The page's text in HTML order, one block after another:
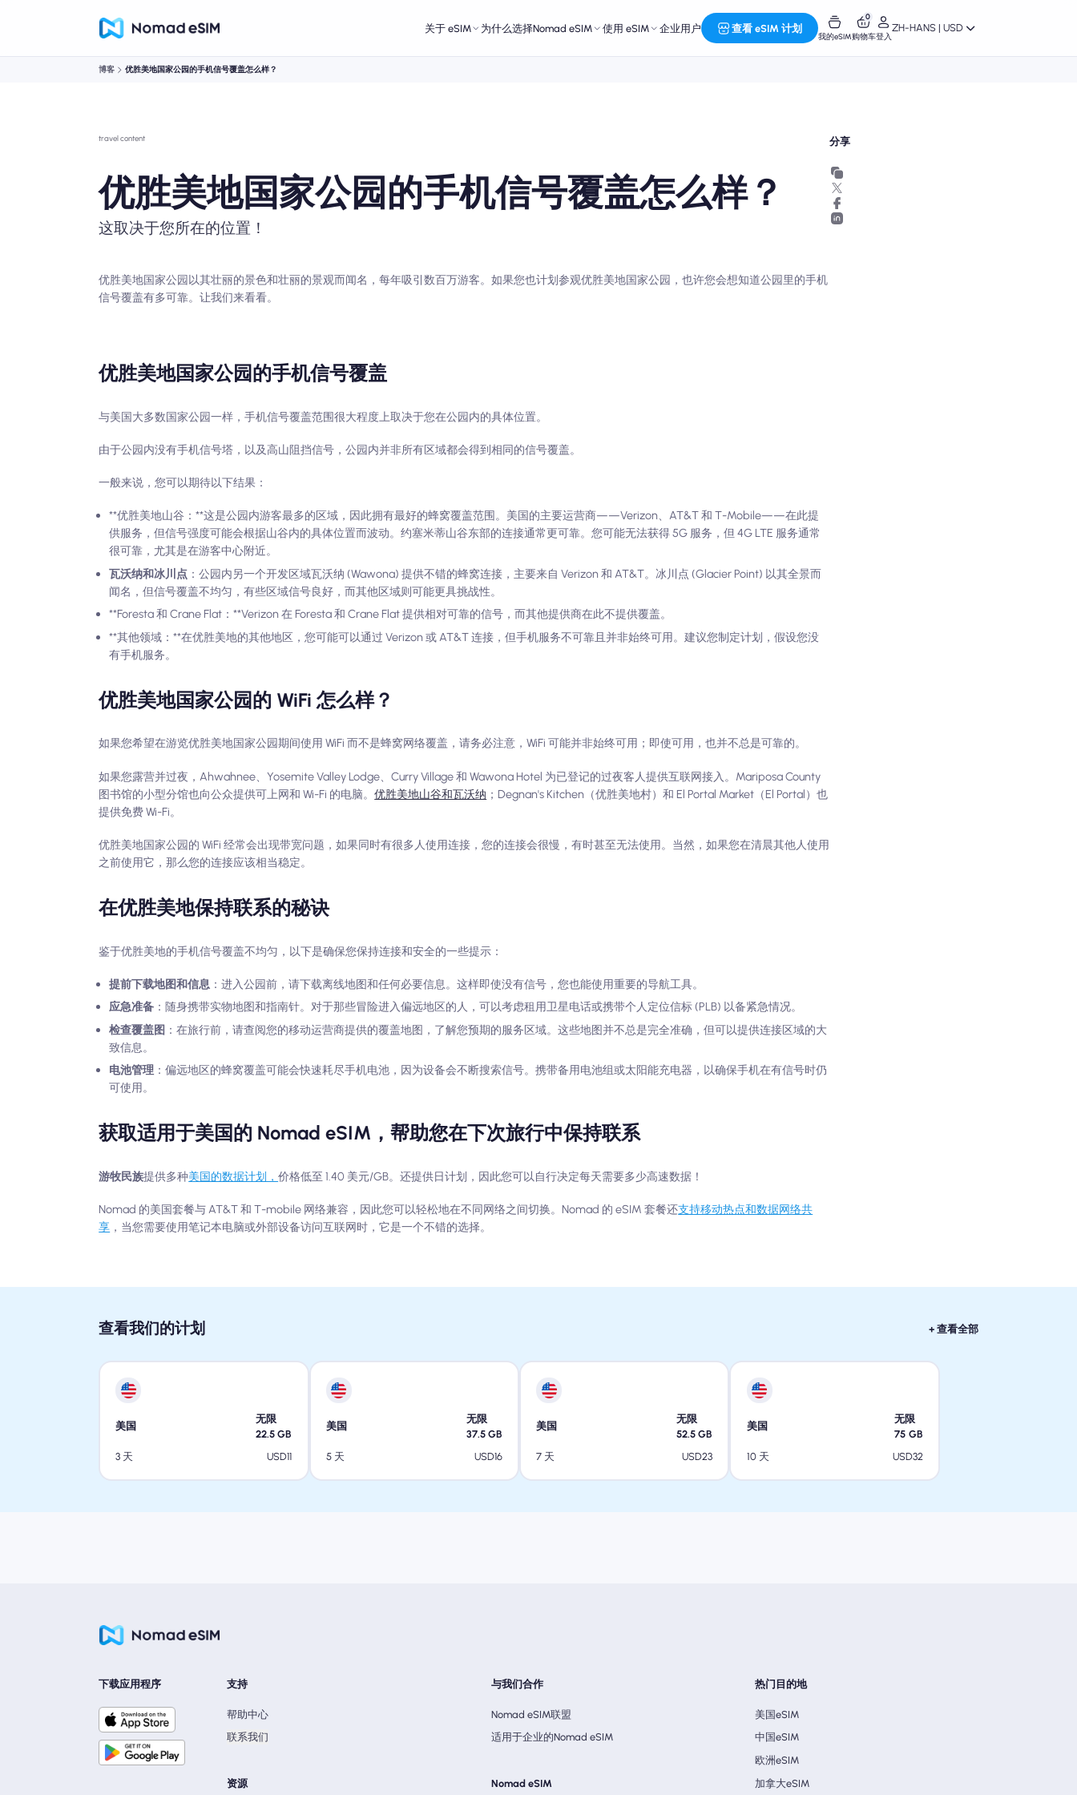
关于 eSIM 为什么选择Nomad eSIM 使用 eSIM 企业用户 查看 eSIM 计划
我的eSIM
0
购物车登入
ZH-HANS | USD
博客 优胜美地国家公园的手机信号覆盖怎么样？
travel content
优胜美地国家公园的手机信号覆盖怎么样？
这取决于您所在的位置！
优胜美地国家公园以其壮丽的景色和壮丽的景观而闻名，每年吸引数百万游客。如果您也计划参观优胜美地国家公园，也许您会想知道公园里的手机
信号覆盖有多可靠。让我们来看看。
优胜美地国家公园的手机信号覆盖
与美国大多数国家公园一样，手机信号覆盖范围很大程度上取决于您在公园内的具体位置。
由于公园内没有手机信号塔，以及高山阻挡信号，公园内并非所有区域都会得到相同的信号覆盖。
一般来说，您可以期待以下结果：
**优胜美地山谷：**这是公园内游客最多的区域，因此拥有最好的蜂窝覆盖范围。美国的主要运营商——Verizon、AT&T 和 T-Mobile——在此提
供服务，但信号强度可能会根据山谷内的具体位置而波动。约塞米蒂山谷东部的连接通常更可靠。您可能无法获得 5G 服务，但 4G LTE 服务通常
很可靠，尤其是在游客中心附近。
瓦沃纳和冰川点 ：公园内另一个开发区域瓦沃纳 (Wawona) 提供不错的蜂窝连接，主要来自 Verizon 和 AT&T。冰川点 (Glacier Point) 以其全景而
闻名，但信号覆盖不均匀，有些区域信号良好，而其他区域则可能更具挑战性。
**Foresta 和 Crane Flat：**Verizon 在 Foresta 和 Crane Flat 提供相对可靠的信号，而其他提供商在此不提供覆盖。
**其他领域：**在优胜美地的其他地区，您可能可以通过 Verizon 或 AT&T 连接，但手机服务不可靠且并非始终可用。建议您制定计划，假设您没
有手机服务。
优胜美地国家公园的 WiFi 怎么样？
如果您希望在游览优胜美地国家公园期间使用 WiFi 而不是蜂窝网络覆盖，请务必注意，WiFi 可能并非始终可用；即使可用，也并不总是可靠的。
如果您露营并过夜，Ahwahnee、Yosemite Valley Lodge、Curry Village 和 Wawona Hotel 为已登记的过夜客人提供互联网接入。Mariposa County
图书馆的小型分馆也向公众提供可上网和 Wi-Fi 的电脑。优胜美地山谷和瓦沃纳 ；Degnan's Kitchen（优胜美地村）和 El Portal Market（El Portal）也
提供免费 Wi-Fi。
优胜美地国家公园的 WiFi 经常会出现带宽问题，如果同时有很多人使用连接，您的连接会很慢，有时甚至无法使用。当然，如果您在清晨其他人使用
之前使用它，那么您的连接应该相当稳定。
在优胜美地保持联系的秘诀
鉴于优胜美地的手机信号覆盖不均匀，以下是确保您保持连接和安全的一些提示：
提前下载地图和信息 ：进入公园前，请下载离线地图和任何必要信息。这样即使没有信号，您也能使用重要的导航工具。
应急准备 ：随身携带实物地图和指南针。对于那些冒险进入偏远地区的人，可以考虑租用卫星电话或携带个人定位信标 (PLB) 以备紧急情况。
检查覆盖图 ：在旅行前，请查阅您的移动运营商提供的覆盖地图，了解您预期的服务区域。这些地图并不总是完全准确，但可以提供连接区域的大
致信息。
电池管理 ：偏远地区的蜂窝覆盖可能会快速耗尽手机电池，因为设备会不断搜索信号。携带备用电池组或太阳能充电器，以确保手机在有信号时仍
可使用。
获取适用于美国的 Nomad eSIM，帮助您在下次旅行中保持联系
游牧民族提供多种美国的数据计划，价格低至 1.40 美元/GB。还提供日计划，因此您可以自行决定每天需要多少高速数据！
Nomad 的美国套餐与 AT&T 和 T-mobile 网络兼容，因此您可以轻松地在不同网络之间切换。Nomad 的 eSIM 套餐还支持移动热点和数据网络共
享 ，当您需要使用笔记本电脑或外部设备访问互联网时，它是一个不错的选择。
分享
查看我们的计划 + 查看全部
美国
无限
22.5 GB
3 天
USD11
美国
无限
37.5 GB
5 天
USD16
美国
无限
52.5 GB
7 天
USD23
美国
无限
75 GB
10 天
USD32
下载应用程序 支持
帮助中心
联系我们
资源
与我们合作
Nomad eSIM联盟
适用于企业的Nomad eSIM
Nomad eSIM
热门目的地
美国eSIM
中国eSIM
欧洲eSIM
加拿大eSIM